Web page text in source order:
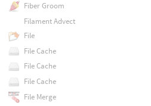
Fiber Groom
Filament Advect
File
File Cache
File Cache
File Cache
File Merge